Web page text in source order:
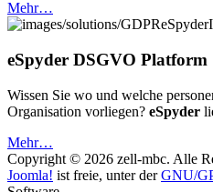
Mehr…
eSpyder DSGVO Platform
Wissen Sie wo und welche
Organisation vorliegen? eSpyder
Mehr…
Copyright © 2026 zell-mbc. Alle
Joomla! ist freie, unter derGNU/